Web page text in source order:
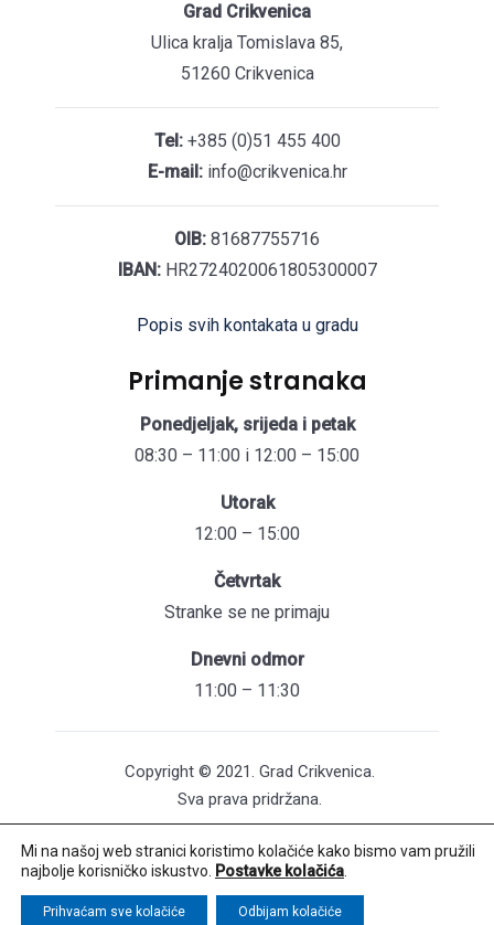
Grad Crikvenica
Ulica kralja Tomislava 85,
51260 Crikvenica
Tel:+385 (0)51 455 400
E-mail:info@crikvenica.hr
OIB: 81687755716
IBAN:HR2724020061805300007
Popis svih kontakata u gradu
Primanje stranaka
Ponedjeljak, srijeda i petak
08:30 – 11:00 i 12:00 – 15:00
Utorak
12:00 – 15:00
Četvrtak
Stranke se ne primaju
Dnevni odmor
11:00 – 11:30
Copyright © 2021. Grad Crikvenica.
Sva prava pridržana.
Pristupačnost mrežnih stranica
Održavanje web stranica: UNICITAS / Izrada:
Creative Media™
Mi na našoj web stranici koristimo kolačiće kako bismo vam pružili
najbolje korisničko iskustvo.
Postavke kolačića
Prihvaćam sve kolačiće Odbijam kolačiće